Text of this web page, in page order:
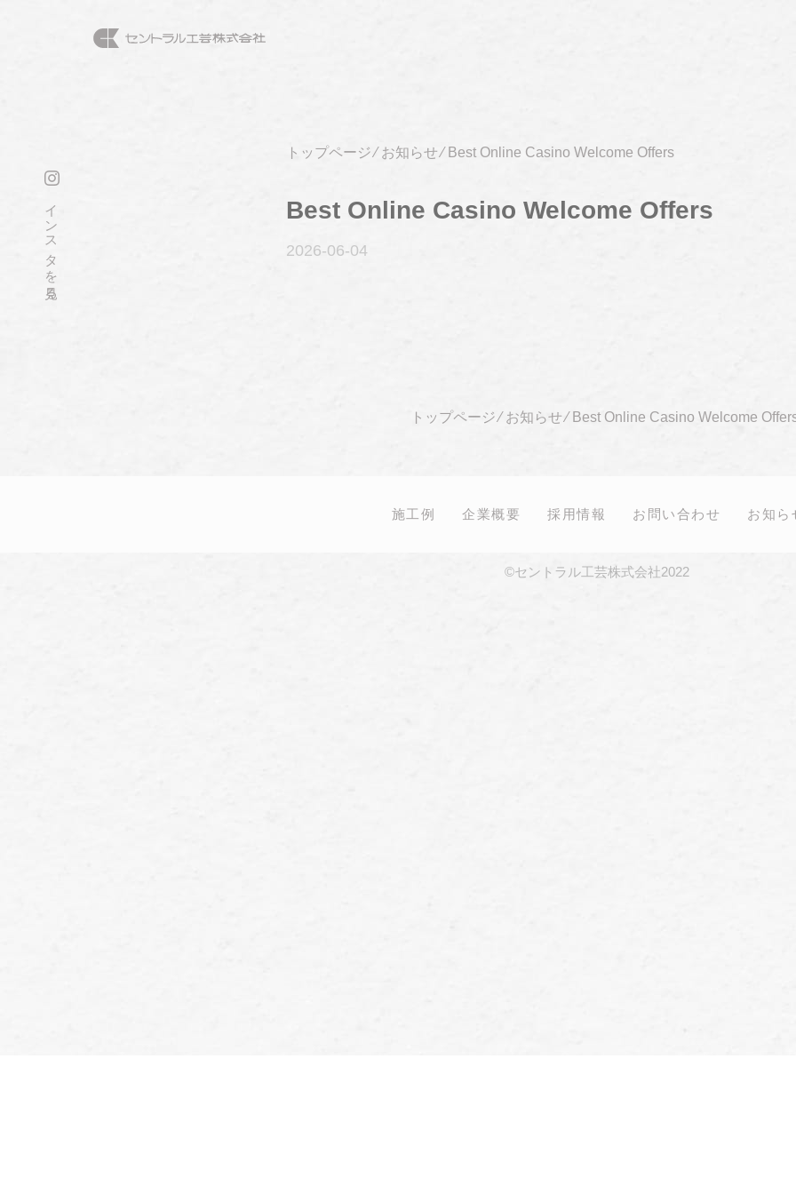
インスタを見る
トップページ⁄ お知らせ⁄ Best Online Casino Welcome Offers
Best Online Casino Welcome Offers
2026-06-04
トップページ⁄ お知らせ⁄ Best Online Casino Welcome
施工例 企業概要 採用情報 お問い合わせ お知ら
©セントラル工芸株式会社2022